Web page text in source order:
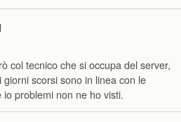
col tecnico che si occupa del server,
giorni scorsi sono in linea con le
problemi non ne ho visti.